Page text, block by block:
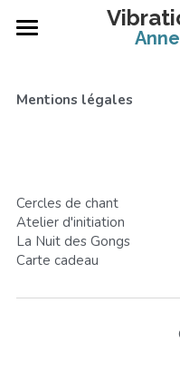
Les séances
Ateliers d'initiation
Carte cadeau
Mentions légales
Cercles de chant
Atelier d'initiation
La Nuit des Gongs
Carte cadeau
LES
Toutes les catégories